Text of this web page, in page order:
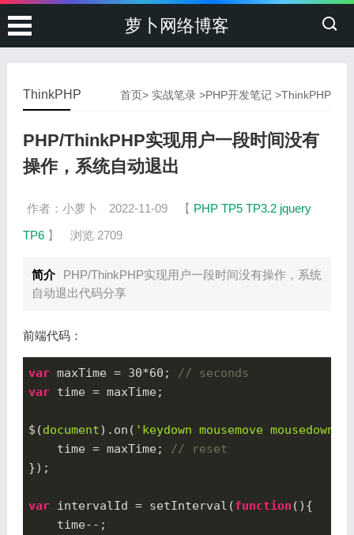
萝卜网络博客
首页> 实战笔录 >PHP开发笔记 >ThinkPHP
ThinkPHP
PHP/ThinkPHP实现用户一段时间没有
操作，系统自动退出
作者：小萝卜 2022-11-09 【 PHP TP5 TP3.2 jquery
TP6】 浏览 2709
简介
PHP/ThinkPHP实现用户一段时间没有操作，系统
自动退出代码分享
前端代码：
var maxTime = 30*60 ; // seconds
var time = maxTime;
$(document).on( 'keydown mousemove mousedown'
    time = maxTime;
// reset
});
var intervalId = setInterval(function ( ) {
    time--;